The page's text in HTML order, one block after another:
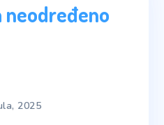
neodređeno
2025